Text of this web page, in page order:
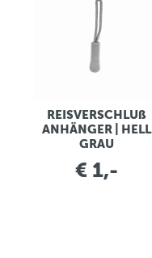
REISVERSCHLUß
ANHÄNGER | HELL
GRAU
€ 1,-